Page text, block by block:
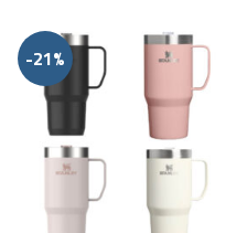
-21%